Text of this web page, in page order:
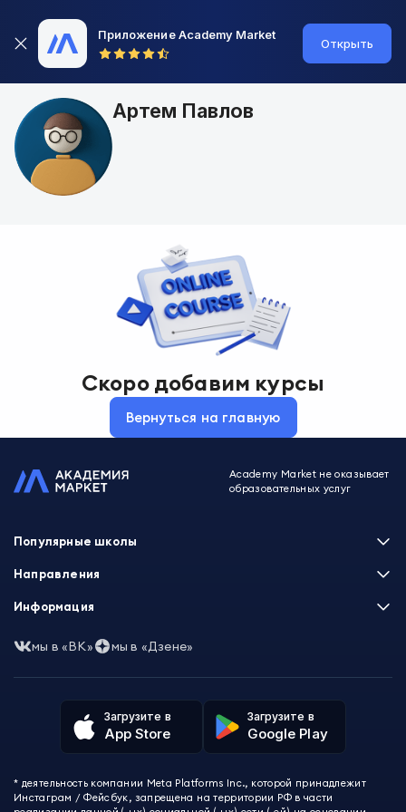
Приложение Academy Market
Открыть
Артем Павлов
Скоро добавим курсы
Вернуться на главную
Academy Market не оказывает
образовательных услуг
Загрузите в
App Store
Загрузите в
Google Play
* деятельность компании Meta Platforms Inc., которой принадлежит
Инстаграм / Фейсбук, запрещена на территории РФ в части
Популярные школы
Skillbox
XYZ School
Skillfactory
Talentsy
ProductStar
Бруноям
Направления
Программирование
Маркетинг
Аналитика
Другие профессии
Красота и здоровье
Для детей и подростков
Информация
Часто задаваемые вопросы
Пользовательское соглашение
Политика обработки данных
Избранные курсы
Акции и скидки
О проекте
Контакты
мы в «ВК» мы в «Дзене»